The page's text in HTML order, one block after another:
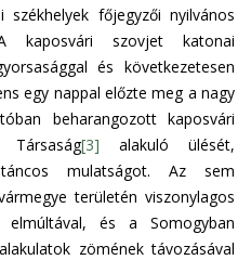
főjegyzői nyilvános
kaposvári szovjet katonai
és következetesen
egy nappal előzte meg a nagy
beharangozott kaposvári
Társaság[3] alakuló ülését,
mulatságot. Az sem
területén viszonylagos
és a Somogyban
zömének távozásával